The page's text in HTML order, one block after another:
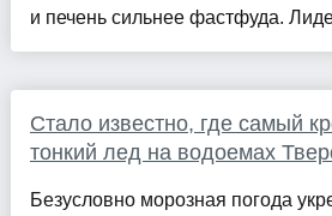
и печень сильнее фастфуда.
Стало известно, где самый
тонкий лед на водоемах
Безусловно морозная погода